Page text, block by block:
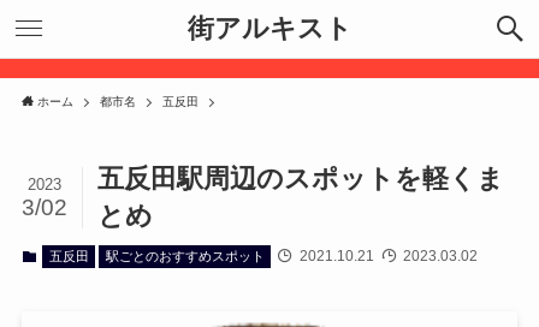
街アルキスト
ホーム 都市名 五反田
五反田駅周辺のスポットを軽くま
とめ
2023
3/02
五反田 駅ごとのおすすめスポット 2021.10.21 2023.03.02